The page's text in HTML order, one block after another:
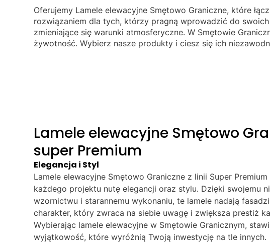
Oferujemy Lamele elewacyjne Smętowo Graniczne, które
rozwiązaniem dla tych, którzy pragną wprowadzić do
zmieniające się warunki atmosferyczne. W Smętowie
żywotność. Wybierz nasze produkty i ciesz się ich
Lamele elewacyjne Smętowo
super Premium
Elegancja i Styl
Lamele elewacyjne Smętowo Graniczne z linii Super
każdego projektu nutę elegancji oraz stylu. Dzięki swojemu
wzornictwu i starannemu wykonaniu, te lamele nadają
charakter, który zwraca na siebie uwagę i zwiększa prestiż
Wybierając lamele elewacyjne w Smętowie Granicznym,
wyjątkowość, które wyróżnią Twoją inwestycję na tle innych.